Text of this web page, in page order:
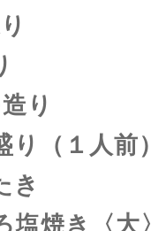
造り
り ８
つ造り
１人前）
き
焼き〈